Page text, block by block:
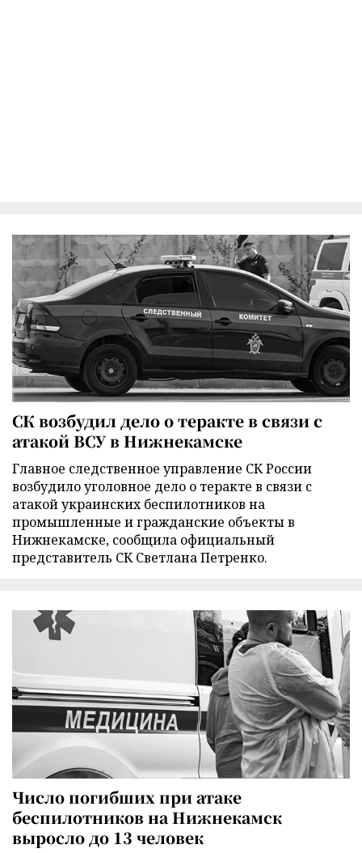
СК возбудил дело о теракте в связи с
атакой ВСУ в Нижнекамске
Главное следственное управление СК России
возбудило уголовное дело о теракте в связи с
атакой украинских беспилотников на
промышленные и гражданские объекты в
Нижнекамске, сообщила официальный
представитель СК Светлана Петренко.
Число погибших при атаке
беспилотников на Нижнекамск
выросло до 13 человек